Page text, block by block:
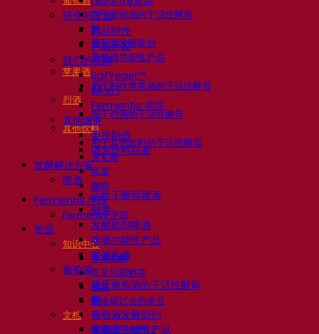
用于葡萄酒的干活性酵母
酶
葡萄酒发酵助剂
葡萄酒功能性产品
苹果酒
用于制作苹果酒的干活性酵母
烈酒
用于烈酒的干活性酵母
其他饮料
用于其他饮料的干活性酵母
克瓦斯
高粱
咖啡
Fermentis 学院
Fermentis 学院
资源
知识中心
专家见解
常见问题解答
视频
网络研讨会的录音
文档
啤酒技巧与窍门
研究与开发
产品特性
产品开发
我们的品牌
SafYeast™
All In 1
Fermentis 学院
其他服务
委托制造
酒水饮料品鉴
发酵解决方案
啤酒
活性干酵母啤酒
细菌
发酵助剂啤酒
啤酒功能性产品
啤酒风格
葡萄酒
用于葡萄酒的干活性酵母
酶
葡萄酒发酵助剂
葡萄酒功能性产品